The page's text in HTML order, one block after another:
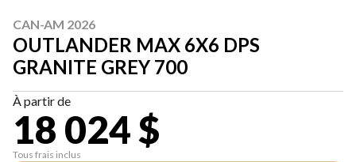
CAN-AM 2026
OUTLANDER MAX 6X6 DPS
GRANITE GREY 700
À partir de
18 024 $
Tous frais inclus